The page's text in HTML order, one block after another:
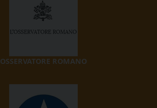
OSSERVATORE ROMANO